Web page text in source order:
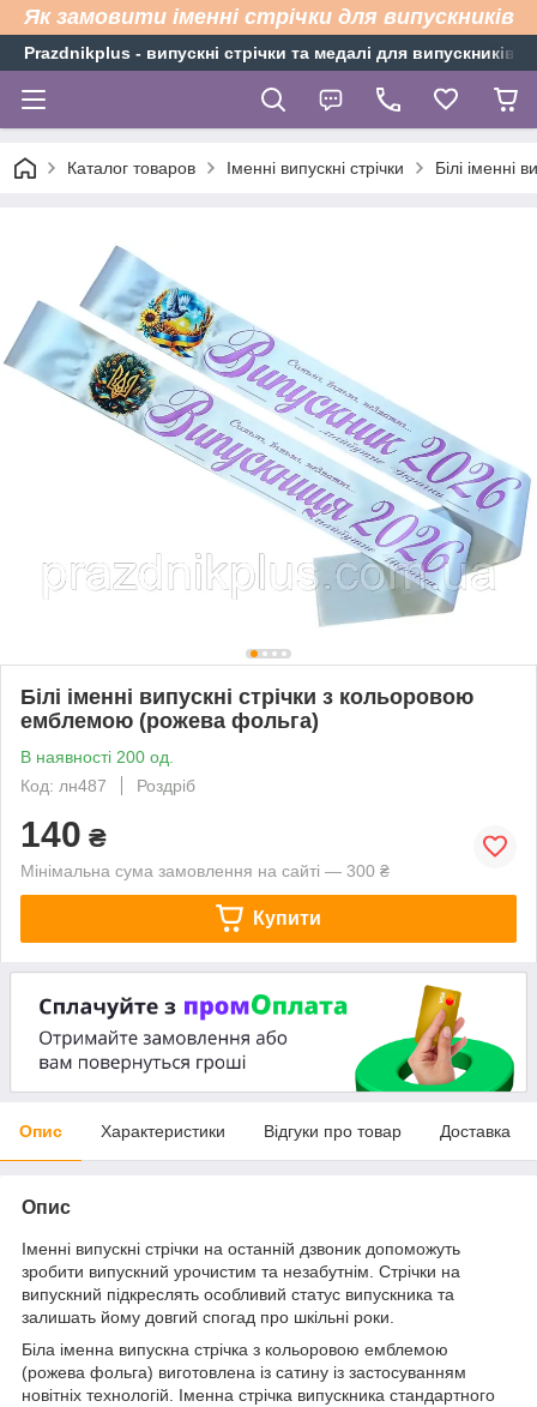
Як замовити іменні стрічки для випускників
Рrazdnikplus - випускні стрічки та медалі для випускників
Каталог товаров Іменні випускні стрічки Білі іменні
Білі іменні випускні стрічки з кольоровою
емблемою (рожева фольга)
В наявності 200 од.
Код: лн487
Роздріб
140 ₴
Мінімальна сума замовлення на сайті — 300 ₴
Купити
Опис Характеристики Відгуки про товар Доставка
Опис
Іменні випускні стрічки на останній дзвоник допоможуть
зробити випускний урочистим та незабутнім. Стрічки на
випускний підкреслять особливий статус випускника та
залишать йому довгий спогад про шкільні роки.
Біла іменна випускна стрічка з кольоровою емблемою
(рожева фольга) виготовлен​​а ​​із сатину із застосуванням
новітніх технологій. Іменна стрічка випускника стандартного